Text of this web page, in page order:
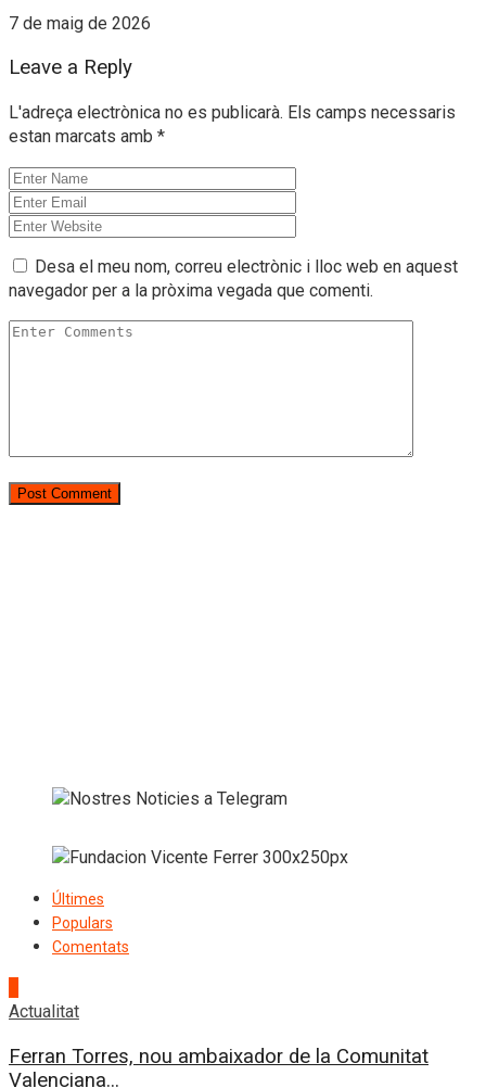
7 de maig de 2026
Leave a Reply
L'adreça electrònica no es publicarà. Els camps necessaris
estan marcats amb *
Desa el meu nom, correu electrònic i lloc web en aquest
navegador per a la pròxima vegada que comenti.
Últimes
Populars
Comentats
Actualitat
Ferran Torres, nou ambaixador de la Comunitat
Valenciana...